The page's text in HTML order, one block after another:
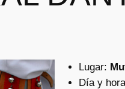
Lugar:
Día y